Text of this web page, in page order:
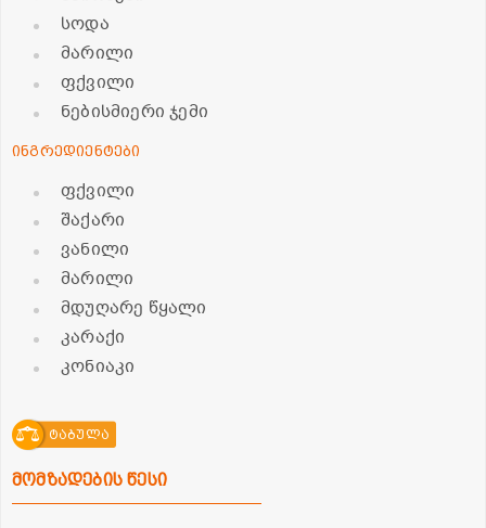
სოდა
მარილი
ფქვილი
ნებისმიერი ჯემი
ინგრედიენტები
ფქვილი
შაქარი
ვანილი
მარილი
მდუღარე წყალი
კარაქი
კონიაკი
ტაბულა
მომზადების წესი